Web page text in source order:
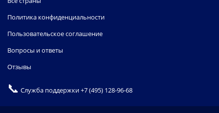
Политика конфиденциальности
Пользовательское соглашение
Вопросы и ответы
Отзывы
📞 Служба поддержки+7 (495) 128-96-68